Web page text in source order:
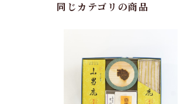
同じカテゴリの商品